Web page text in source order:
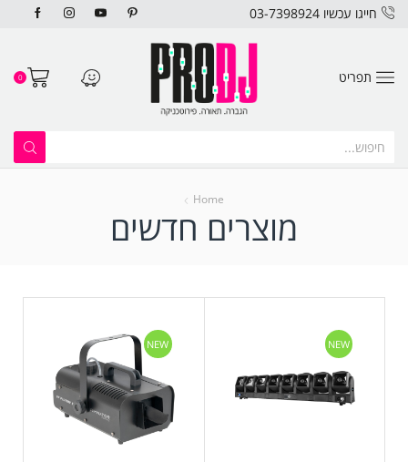
חייגו עכשיו 03-7398924
תפריט 0
Home
מוצרים חדשים
NEW
NEW